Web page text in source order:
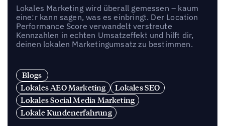
Lokales Marketing wird überall gemessen – kaum
eine:r kann sagen, was es einbringt. Der Location
Performance Score verwandelt verstreute
Kennzahlen in echten Umsatzeffekt und hilft dir,
deinen lokalen Marketingumsatz zu bestimmen.
Blogs
Lokales AEO Marketing
Lokales SEO
Lokales Social Media Marketing
Lokale Kundenerfahrung